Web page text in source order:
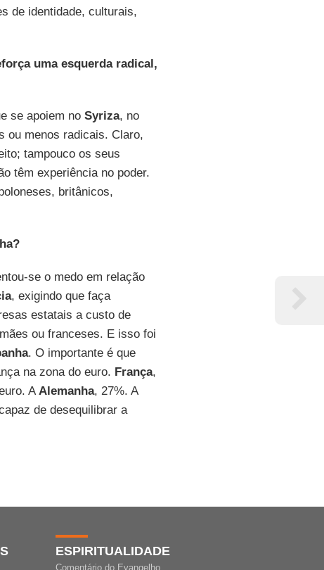
de identidade, culturais,
uma esquerda radical,
se apoiem no Syriza, no
ou menos radicais. Claro,
tampouco os seus
têm experiência no poder.
britânicos,
se o medo em relação
, exigindo que faça
estatais a custo de
ou franceses. E isso foi
. O importante é que
na zona do euro. França,
AAlemanha, 27%. A
de desequilibrar a
ESPIRITUALIDADE
Comentário do Evangelho